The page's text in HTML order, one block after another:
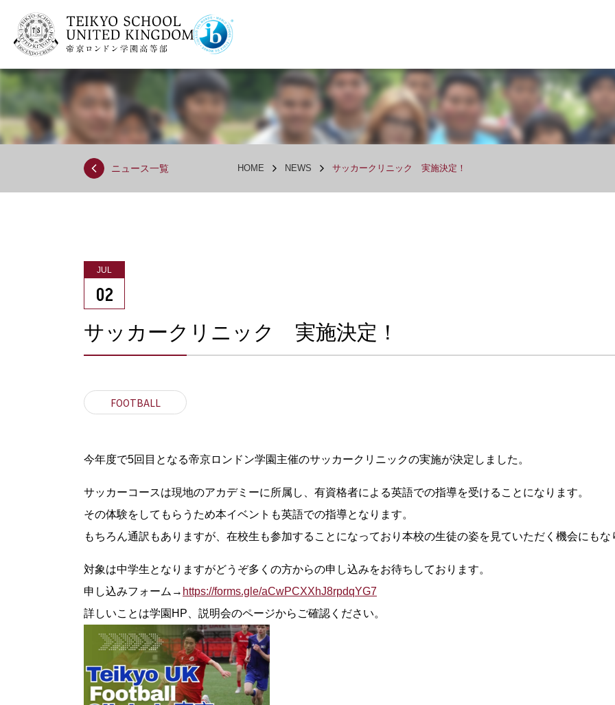
ニュース一覧 HOME NEWS サッカークリニック 実施決定！
JUL
02
サッカークリニック 実施決定！
FOOTBALL
今年度で5回目となる帝京ロンドン学園主催のサッカークリニックの実施が決定しました。
サッカーコースは現地のアカデミーに所属し、有資格者による英語での指導を受けることになります。
その体験をしてもらうため本イベントも英語での指導となります。
もちろん通訳もありますが、在校生も参加することになっており本校の生徒の姿を見ていただく機会にもな
対象は中学生となりますがどうぞ多くの方からの申し込みをお待ちしております。
申し込みフォーム→ https://forms.gle/aCwPCXXhJ8rpdqYG7
詳しいことは学園HP、説明会のページからご確認ください。